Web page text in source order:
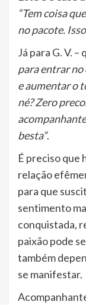
“Tem coisa
no pacote.
Já para G. V. –
para entrar
e aumentar o
né? Zero
besta”.
É preciso que
relação
para que
sentimento
conquistada,
paixão pode
também
se manifestar.